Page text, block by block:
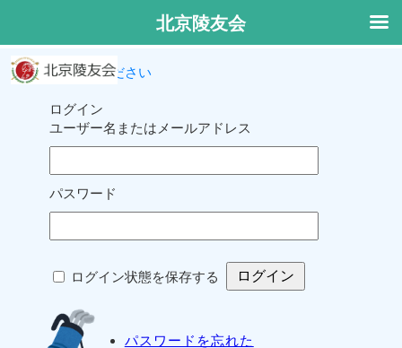
ログインしてください
ログイン
ユーザー名またはメールアドレス
パスワード
ログイン状態を保存する
パスワードを忘れた
北京陵友会